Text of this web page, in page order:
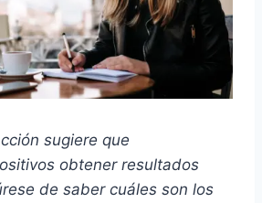
sugiere que
obtener resultados
de saber cuáles son los